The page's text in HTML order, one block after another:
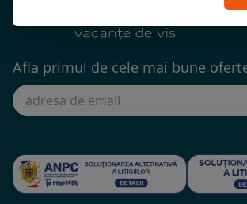
Afla primul de cele mai bune